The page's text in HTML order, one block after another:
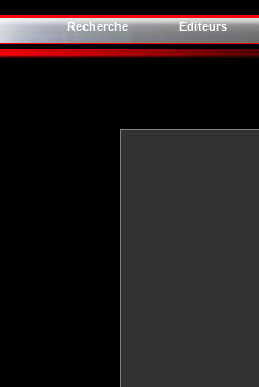
Recherche Editeurs